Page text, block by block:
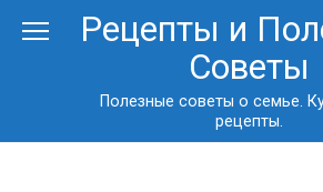
Рецепты и
Советы
Полезные советы о семье.
рецепты.